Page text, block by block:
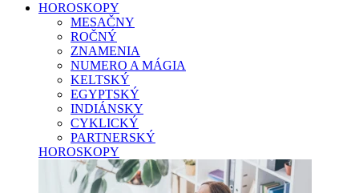
HOROSKOPY
MESAČNY
ROČNÝ
ZNAMENIA
NUMERO A MÁGIA
KELTSKÝ
EGYPTSKÝ
INDIÁNSKY
CYKLICKÝ
PARTNERSKÝ
HOROSKOPY